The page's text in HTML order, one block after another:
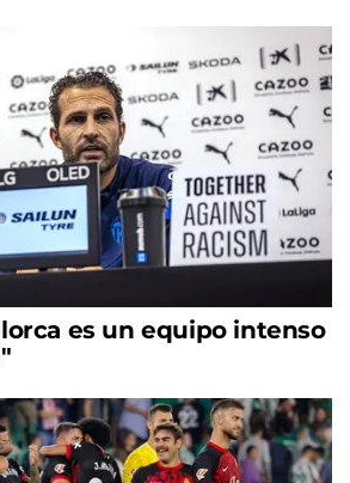
es un equipo intenso